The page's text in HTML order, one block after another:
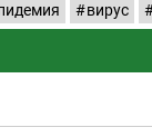
вирус